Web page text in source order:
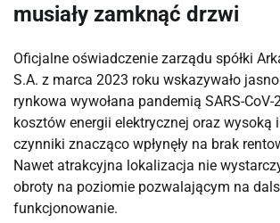
musiały zamknąć drzwi
Oficjalne oświadczenie zarządu spółki
S.A. z marca 2023 roku wskazywało
rynkowa wywołana pandemią SARS-CoV-
kosztów energii elektrycznej oraz wysoką
czynniki znacząco wpłynęły na brak
Nawet atrakcyjna lokalizacja nie
obroty na poziomie pozwalającym na
funkcjonowanie.